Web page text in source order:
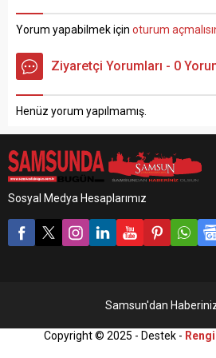
sunan işletmelerden olan,
sektördeki deneyimi ile
daima ilk tercih edilen firma
olarak anılan Bursa Evden
da
Yorum yapabilmek için oturum
Ziyaretçi Yorumları - 0
Henüz yorum yapılmamış.
Sosyal Medya Hesaplarımız
Samsun'dan
Copyright © 2025 - Destek -